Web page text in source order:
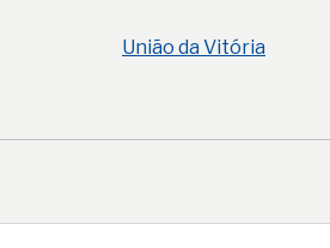
União da Vitória